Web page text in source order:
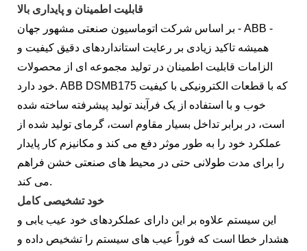
قابلیت اطمینان و پایداری بالا
بر اساس شرکت اتوماسیون صنعتی مشهور جهان - ABB -
همیشه تاکید زیادی بر رعایت استانداردهای دقیق کیفیت و
الزامات قابلیت اطمینان در تولید مجموعه ای از محصولات
خود دارد. ABB DSMB175 که با قطعات الکترونیکی با کیفیت
خوب و با استفاده از یک فرآیند تولید پیشرفته ساخته شده
است، در برابر تداخل بسیار مقاوم است، گرمای تولید شده از
عملکرد خود را به طور موثر دفع می کند و مکانیزم کار پایدار
را برای مدت طولانی حتی در محیط های صنعتی خشن فراهم
می کند.
خود تشخیصی کامل
این سیستم علاوه بر این دارای عملکردهای خود عیب یابی و
هشدار خطا است که فوراً عیب های سیستم را تشخیص داده و